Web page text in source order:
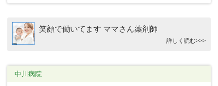
笑顔で働いてます ママさん薬剤師
詳しく読む>>>
中川病院